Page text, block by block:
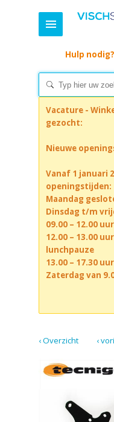
Hulp nodig?
Vacature -
gezocht:
Nieuwe
Vanaf 1 januari
openingstijden:
Maandag
Dinsdag t/m
09.00 – 12.00 uur
12.00 – 13.00
lunchpauze
13.00 – 17.30 uur
Zaterdag van
‹ Overzicht ‹